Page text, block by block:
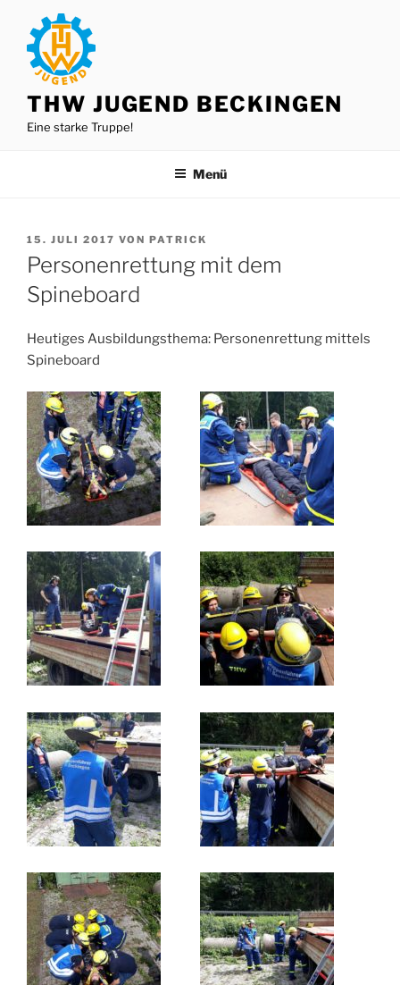
Inhalt
springen
THW JUGEND BECKINGEN
Eine starke Truppe!
Menü
VERÖFFENTLICHT
AM
15. JULI 2017 VON PATRICK
Personenrettung mit dem
Spineboard
Heutiges Ausbildungsthema: Personenrettung mittels
Spineboard